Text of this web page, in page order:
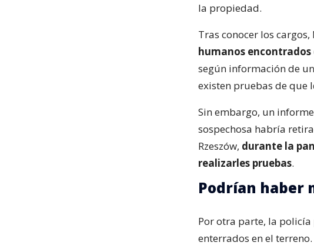
la propiedad.
Tras conocer los
humanos encontrados
según información de
existen pruebas de que
Sin embargo, un
sospechosa habría
Rzeszów, durante la
realizarles pruebas.
Podrían haber
Por otra parte, la
enterrados en el